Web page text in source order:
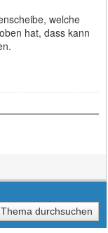
welche
hat, dass kann